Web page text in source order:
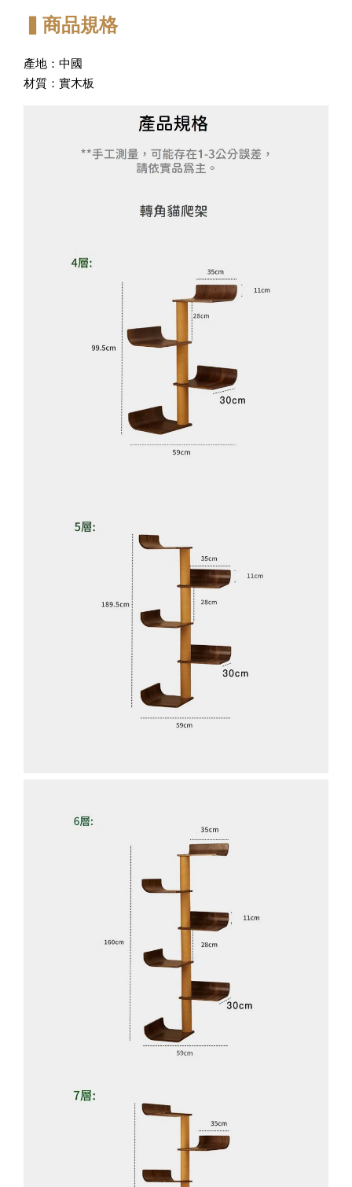
▍商品規格
產地：中國
材質：實木板